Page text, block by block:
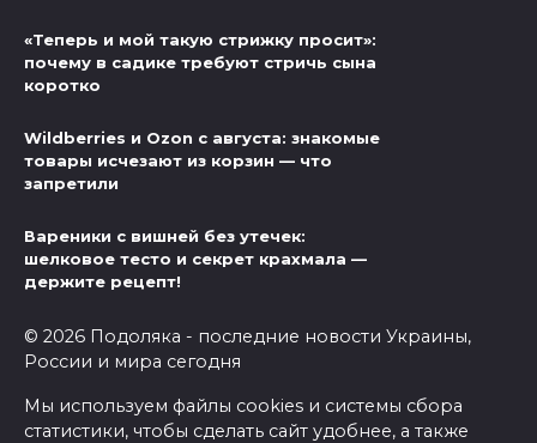
«Теперь и мой такую стрижку просит»:
почему в садике требуют стричь сына
коротко
Wildberries и Ozon с августа: знакомые
товары исчезают из корзин — что
запретили
Вареники с вишней без утечек:
шелковое тесто и секрет крахмала —
держите рецепт!
© 2026 Подоляка - последние новости Украины,
России и мира сегодня
Мы используем файлы cookies и системы сбора
статистики, чтобы сделать сайт удобнее, а также